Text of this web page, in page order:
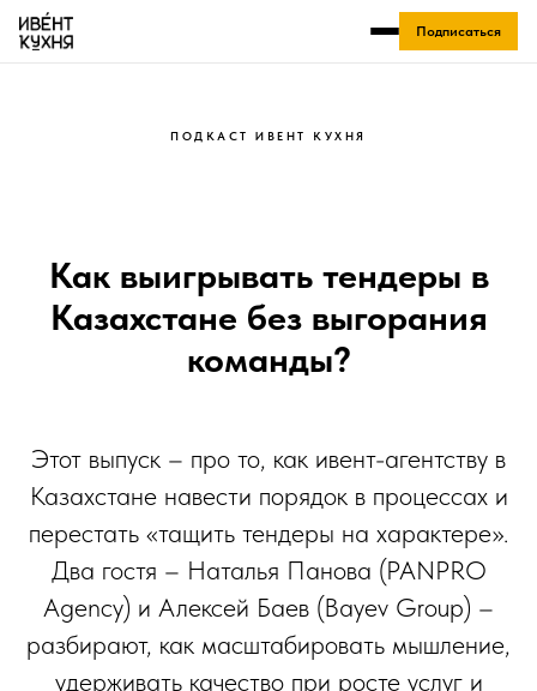
Подписаться
ПОДКАСТ ИВЕНТ КУХНЯ
Как выигрывать тендеры в
Казахстане без выгорания
команды?
Этот выпуск – про то, как ивент-агентству в
Казахстане навести порядок в процессах и
перестать «тащить тендеры на характере».
Два гостя – Наталья Панова (PANPRO
Agency) и Алексей Баев (Bayev Group) –
разбирают, как масштабировать мышление,
удерживать качество при росте услуг и